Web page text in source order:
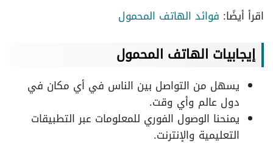
اقرأ أيضًا: فوائد الهاتف المحمول
إيجابيات الهاتف المحمول
يسهل من التواصل بين الناس في أي مكان في
دول عالم وأي وقت.
يمنحنا الوصول الفوري للمعلومات عبر التطبيقات
التعليمية والإنترنت.